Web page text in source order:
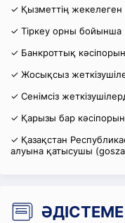
✓ Қызметтің жекелеген
✓ Тіркеу орны бойынша
✓ Банкроттық
✓ Жосықсыз
✓ Сенімсіз
✓ Қарызы бар
✓ Қазақстан
алуына қатысушы